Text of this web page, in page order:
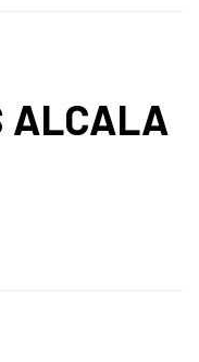
ALCALA